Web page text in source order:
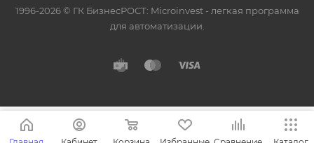
1996-2026 © ГК БизнесРОСТ: Microinvest - легкая программа
для автоматизации.